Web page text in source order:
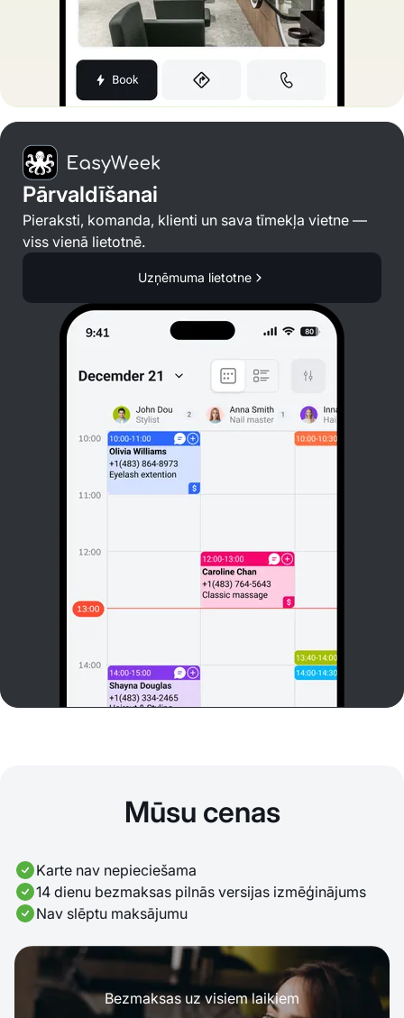
Pārvaldīšanai
Pieraksti, komanda, klienti un sava tīmekļa vietne —
viss vienā lietotnē.
Uzņēmuma lietotne
Mūsu cenas
Karte nav nepieciešama
14 dienu bezmaksas pilnās versijas izmēģinājums
Nav slēptu maksājumu
Bezmaksas uz visiem laikiem